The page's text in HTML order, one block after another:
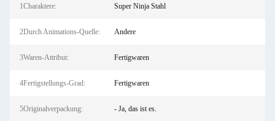
1Charaktere: Super Ninja Stahl
2Durch Animations-Quelle: Andere
3Waren-Attribut: Fertigwaren
4Fertigstellungs-Grad: Fertigwaren
5Originalverpackung: - Ja, das ist es.